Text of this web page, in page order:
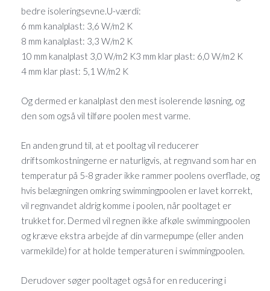
bedre isoleringsevne.U-værdi:
6 mm kanalplast: 3,6 W/m2 K
8 mm kanalplast: 3,3 W/m2 K
10 mm kanalplast 3,0 W/m2 K3 mm klar plast: 6,0 W/m2 K
4 mm klar plast: 5,1 W/m2 K
Og dermed er kanalplast den mest isolerende løsning, og
den som også vil tilføre poolen mest varme.
En anden grund til, at et pooltag vil reducerer
driftsomkostningerne er naturligvis, at regnvand som har en
temperatur på 5-8 grader ikke rammer poolens overflade, og
hvis belægningen omkring swimmingpoolen er lavet korrekt,
vil regnvandet aldrig komme i poolen, når pooltaget er
trukket for. Dermed vil regnen ikke afkøle swimmingpoolen
og kræve ekstra arbejde af din varmepumpe (eller anden
varmekilde) for at holde temperaturen i swimmingpoolen.
Derudover søger pooltaget også for en reducering i